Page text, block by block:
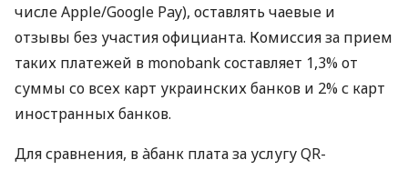
числе Apple/Google Pay), оставлять чаевые и
отзывы без участия официанта. Комиссия за прием
таких платежей в monobank составляет 1,3% от
суммы со всех карт украинских банков и 2% с карт
иностранных банков.
Для сравнения, в àбанк плата за услугу QR-